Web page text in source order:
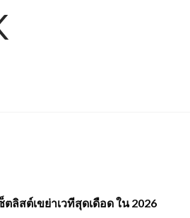
ลิสต์เขย่าเวทีสุดเดือด ใน 2026